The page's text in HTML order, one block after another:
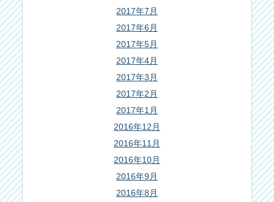
2017年7月
2017年6月
2017年5月
2017年4月
2017年3月
2017年2月
2017年1月
2016年12月
2016年11月
2016年10月
2016年9月
2016年8月